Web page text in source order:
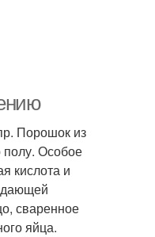
Порошок из
полу. Особое
кислота и
сваренное
яйца.